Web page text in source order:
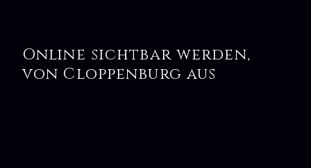
Online sichtbar werden,
von Cloppenburg aus